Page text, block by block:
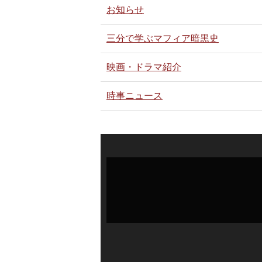
お知らせ
三分で学ぶマフィア暗黒史
映画・ドラマ紹介
時事ニュース